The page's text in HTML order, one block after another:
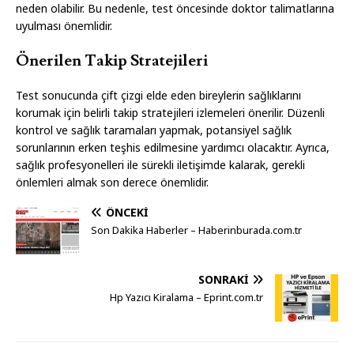
neden olabilir. Bu nedenle, test öncesinde doktor talimatlarına
uyulması önemlidir.
Önerilen Takip Stratejileri
Test sonucunda çift çizgi elde eden bireylerin sağlıklarını
korumak için belirli takip stratejileri izlemeleri önerilir. Düzenli
kontrol ve sağlık taramaları yapmak, potansiyel sağlık
sorunlarının erken teşhis edilmesine yardımcı olacaktır. Ayrıca,
sağlık profesyonelleri ile sürekli iletişimde kalarak, gerekli
önlemleri almak son derece önemlidir.
ÖNCEKI
Son Dakika Haberler – Haberinburada.com.tr
SONRAKI
Hp Yazıcı Kiralama – Eprint.com.tr